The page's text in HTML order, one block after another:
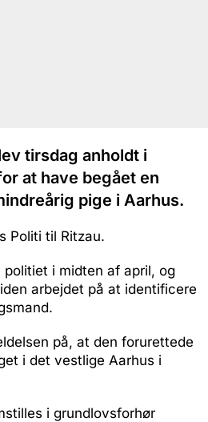
tirsdag anholdt i
at have begået en
pige i Aarhus.
Politi til Ritzau.
i midten af april, og
arbejdet på at identificere
på, at den forurettede
i det vestlige Aarhus i
i grundlovsforhør